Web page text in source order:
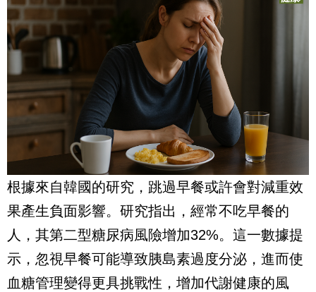
根據來自韓國的研究，跳過早餐或許會對減重效
果產生負面影響。研究指出，經常不吃早餐的
人，其第二型糖尿病風險增加32%。這一數據提
示，忽視早餐可能導致胰島素過度分泌，進而使
血糖管理變得更具挑戰性，增加代謝健康的風